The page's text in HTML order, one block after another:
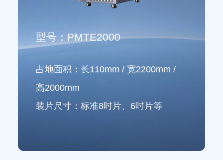
型号：PMTE2000
占地面积：长110mm / 宽2200mm /
高2000mm
装片尺寸：标准8吋片、6吋片等